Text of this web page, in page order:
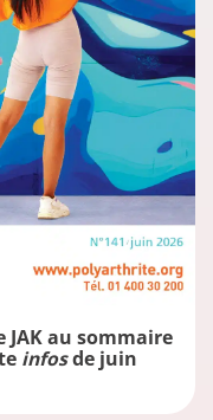
au sommaire
infosde juin